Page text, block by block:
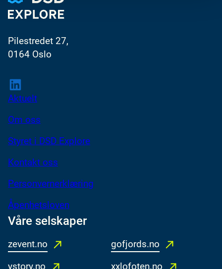
Pilestredet 27,
0164 Oslo
LinkedIn
Aktuelt
Om oss
Styret i DSD Explore
Kontakt oss
Personvernerklæring
Åpenhetsloven
Våre selskaper
zevent.no gofjords.no
ystory.no xxlofoten.no